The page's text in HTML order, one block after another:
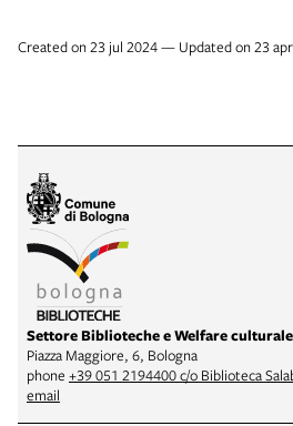
Created on 23 jul 2024 — Updated on 23
Settore Biblioteche e Welfare culturale
Piazza Maggiore, 6, Bologna
phone +39 051 2194400 c/o Biblioteca
email